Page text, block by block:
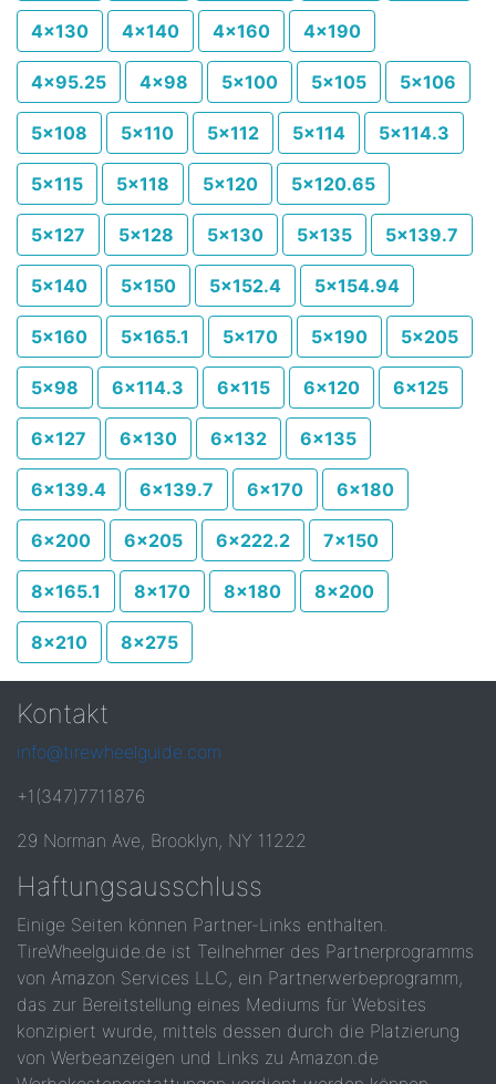
4x130 4x140 4x160 4x190
4x95.25 4x98 5x100 5x105 5x106
5x108 5x110 5x112 5x114 5x114.3
5x115 5x118 5x120 5x120.65
5x127 5x128 5x130 5x135 5x139.7
5x140 5x150 5x152.4 5x154.94
5x160 5x165.1 5x170 5x190 5x205
5x98 6x114.3 6x115 6x120 6x125
6x127 6x130 6x132 6x135
6x139.4 6x139.7 6x170 6x180
6x200 6x205 6x222.2 7x150
8x165.1 8x170 8x180 8x200
8x210 8x275
Kontakt
info@tirewheelguide.com
+1(347)7711876
29 Norman Ave, Brooklyn, NY 11222
Haftungsausschluss
Einige Seiten können Partner-Links enthalten.
TireWheelguide.de ist Teilnehmer des Partnerprogramms
von Amazon Services LLC, ein Partnerwerbeprogramm,
das zur Bereitstellung eines Mediums für Websites
konzipiert wurde, mittels dessen durch die Platzierung
von Werbeanzeigen und Links zu Amazon.de